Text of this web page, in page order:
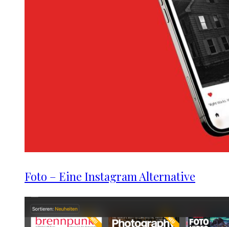
Foto – Eine Instagram Alternative